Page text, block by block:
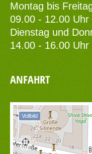
Montag bis
09.00 - 12.00 Uhr
Dienstag und
14.00 - 16.00 Uhr
ANFAHRT
Vollbild